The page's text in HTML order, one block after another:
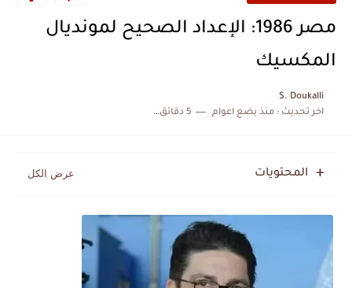
مصر 1986: الإعداد الصحيح لمونديال
المكسيك
S. Doukalli
اخر تحديث :منذ بضع اعوام 5 دقائق للقراءة
المحتويات